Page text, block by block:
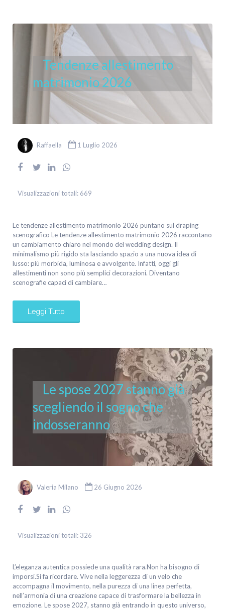
Tendenze allestimento
matrimonio 2026
Raffaella 1 Luglio 2026
Visualizzazioni totali: 669
Le tendenze allestimento matrimonio 2026 puntano sul draping
scenografico Le tendenze allestimento matrimonio 2026 raccontano
un cambiamento chiaro nel mondo del wedding design. Il
minimalismo più rigido sta lasciando spazio a una nuova idea di
lusso: più morbida, luminosa e avvolgente. Infatti, oggi gli
allestimenti non sono più semplici decorazioni. Diventano
scenografie capaci di cambiare…
Leggi Tutto
Le spose 2027 stanno già
scegliendo il sogno che
indosseranno
Valeria Milano 26 Giugno 2026
Visualizzazioni totali: 326
L’eleganza autentica possiede una qualità rara.Non ha bisogno di
imporsi.Si fa ricordare. Vive nella leggerezza di un velo che
accompagna il movimento, nella purezza di una linea perfetta,
nell’armonia di una creazione capace di trasformare la bellezza in
emozione. Le spose 2027, stanno già entrando in questo universo,